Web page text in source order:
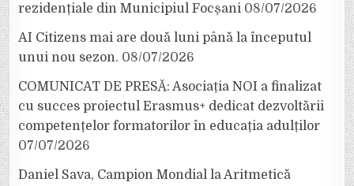
rezidențiale din Municipiul Focșani 08/07/2026
AI Citizens mai are două luni până la începutul
unui nou sezon. 08/07/2026
COMUNICAT DE PRESĂ: Asociația NOI a finalizat
cu succes proiectul Erasmus+ dedicat dezvoltării
competențelor formatorilor în educația adulților
07/07/2026
Daniel Sava, Campion Mondial la Aritmetică